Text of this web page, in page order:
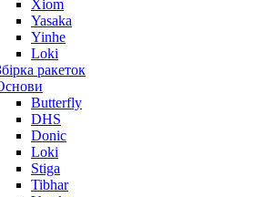
Xiom
Yasaka
Yinhe
Loki
ракеток
Butterfly
DHS
Donic
Loki
Stiga
Tibhar